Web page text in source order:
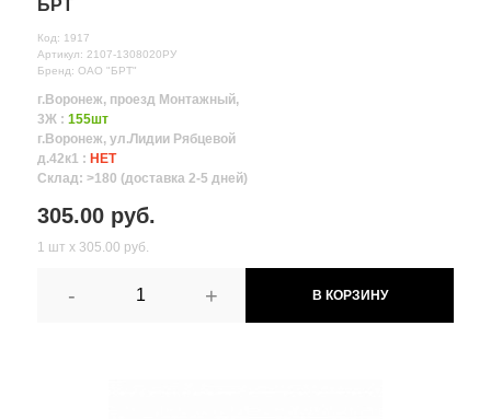
БРТ
Код: 1917
Артикул: 2107-1308020РУ
Бренд: ОАО "БРТ"
г.Воронеж, проезд Монтажный,
3Ж : 155шт
г.Воронеж, ул.Лидии Рябцевой
д.42к1 : НЕТ
Склад: >180 (доставка 2-5 дней)
305.00 руб.
1 шт х 305.00 руб.
- + В КОРЗИНУ